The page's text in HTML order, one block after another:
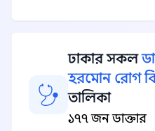
ঢাকার সকল
হরমোন রোগ
তালিকা
১৭৭ জন ডাক্তার